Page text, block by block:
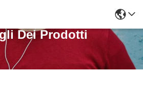
Dei Prodotti